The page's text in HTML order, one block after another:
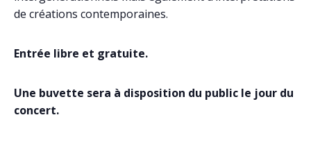
de créations contemporaines.
Entrée libre et gratuite.
Une buvette sera à disposition du public le jour du
concert.